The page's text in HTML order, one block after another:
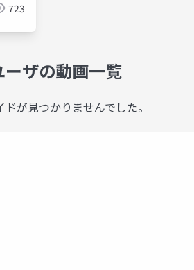
723
ーザの動画一覧
が見つかりませんでした。